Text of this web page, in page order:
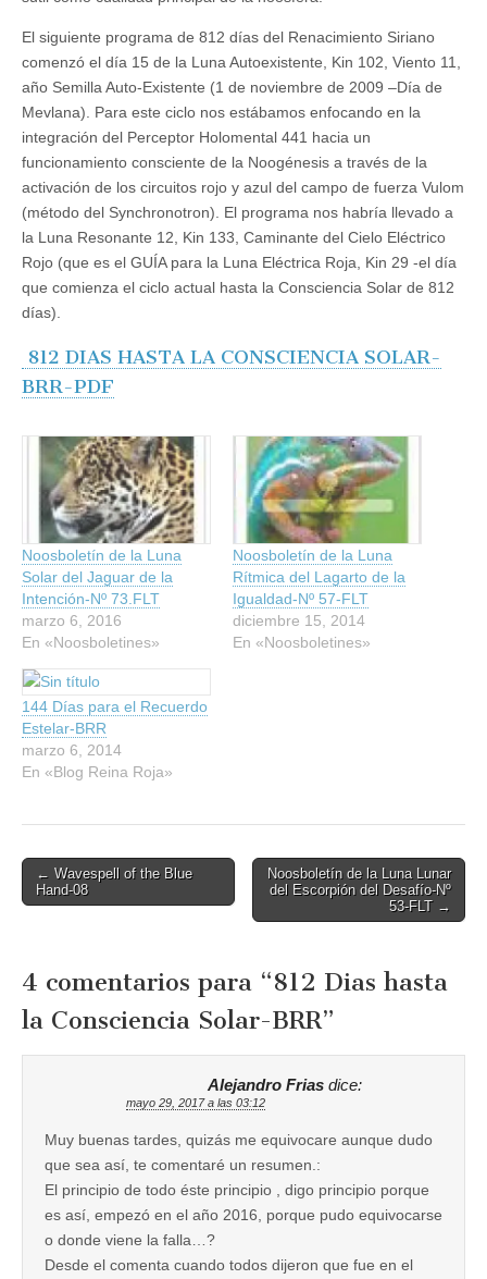
El siguiente programa de 812 días del Renacimiento Siriano
comenzó el día 15 de la Luna Autoexistente, Kin 102, Viento 11,
año Semilla Auto-Existente (1 de noviembre de 2009 –Día de
Mevlana). Para este ciclo nos estábamos enfocando en la
integración del Perceptor Holomental 441 hacia un
funcionamiento consciente de la Noogénesis a través de la
activación de los circuitos rojo y azul del campo de fuerza Vulom
(método del Synchronotron). El programa nos habría llevado a
la Luna Resonante 12, Kin 133, Caminante del Cielo Eléctrico
Rojo (que es el GUÍA para la Luna Eléctrica Roja, Kin 29 -el día
que comienza el ciclo actual hasta la Consciencia Solar de 812
días).
812 DIAS HASTA LA CONSCIENCIA SOLAR-
BRR-PDF
Noosboletín de la Luna
Solar del Jaguar de la
Intención-Nº 73.FLT
marzo 6, 2016
En «Noosboletines»
Noosboletín de la Luna
Rítmica del Lagarto de la
Igualdad-Nº 57-FLT
diciembre 15, 2014
En «Noosboletines»
144 Días para el Recuerdo
Estelar-BRR
marzo 6, 2014
En «Blog Reina Roja»
Post
navigation
← Wavespell of the Blue
Hand-08
Noosboletín de la Luna Lunar
del Escorpión del Desafío-Nº
53-FLT →
4 comentarios para “812 Dias hasta
la Consciencia Solar-BRR”
Alejandro Frias dice:
mayo 29, 2017 a las 03:12
Muy buenas tardes, quizás me equivocare aunque dudo
que sea así, te comentaré un resumen.:
El principio de todo éste principio , digo principio porque
es así, empezó en el año 2016, porque pudo equivocarse
o donde viene la falla…?
Desde el comenta cuando todos dijeron que fue en el